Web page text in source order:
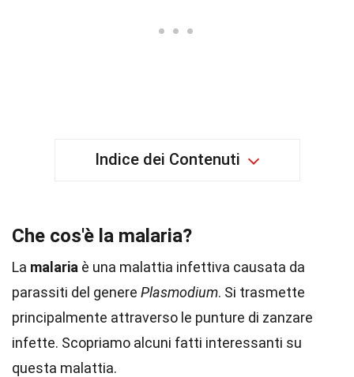
Indice dei Contenuti
Che cos'è la malaria?
La malaria è una malattia infettiva causata da
parassiti del genere Plasmodium. Si trasmette
principalmente attraverso le punture di zanzare
infette. Scopriamo alcuni fatti interessanti su
questa malattia.